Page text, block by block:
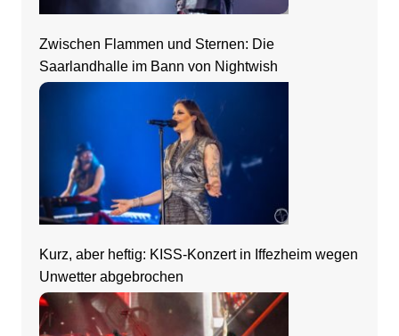
Zwischen Flammen und Sternen: Die
Saarlandhalle im Bann von Nightwish
Kurz, aber heftig: KISS-Konzert in Iffezheim wegen
Unwetter abgebrochen